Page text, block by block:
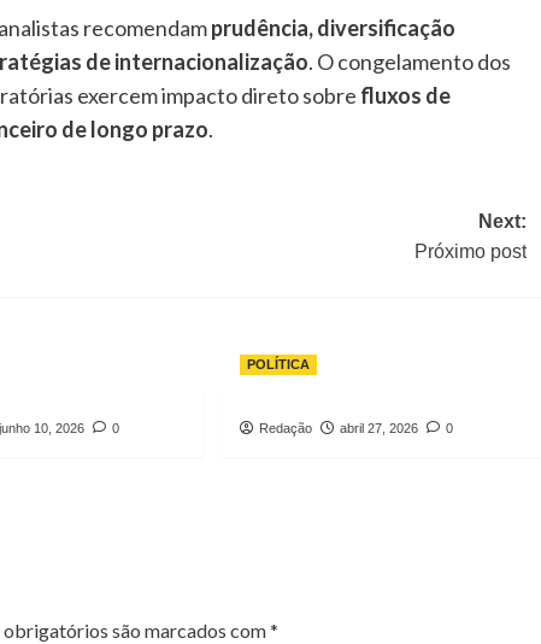
recomendamprudência, diversificação
de internacionalização. O congelamento dos
exercem impacto direto sobre fluxos de
de longo prazo.
Next:
Próximo post
junho 10, 2026 0
POLÍTICA
Redação abril 27, 2026 0
obrigatórios são marcados com*